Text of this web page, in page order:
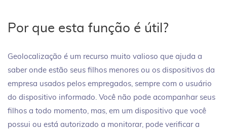
Por que esta função é útil?
Geolocalização é um recurso muito valioso que ajuda a
saber onde estão seus filhos menores ou os dispositivos da
empresa usados pelos empregados, sempre com o usuário
do dispositivo informado. Você não pode acompanhar seus
filhos a todo momento, mas, em um dispositivo que você
possui ou está autorizado a monitorar, pode verificar a